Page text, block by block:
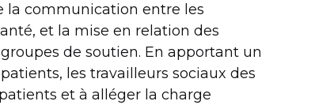
la communication entre les
et la mise en relation des
de soutien. En apportant un
les travailleurs sociaux des
et à alléger la charge